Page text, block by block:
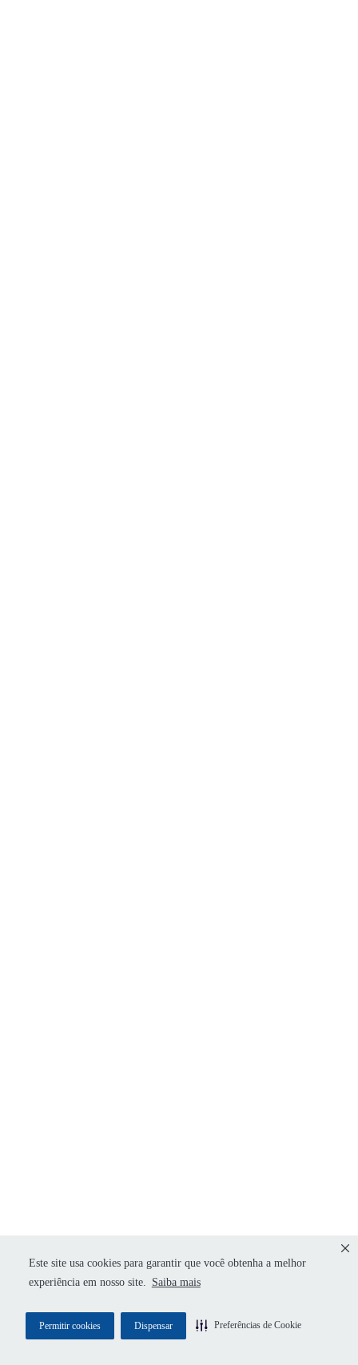
Este site usa cookies para garantir que você obtenha a melhor
experiência em nosso site. Saiba mais
Permitir cookies Dispensar Preferências de Cookie